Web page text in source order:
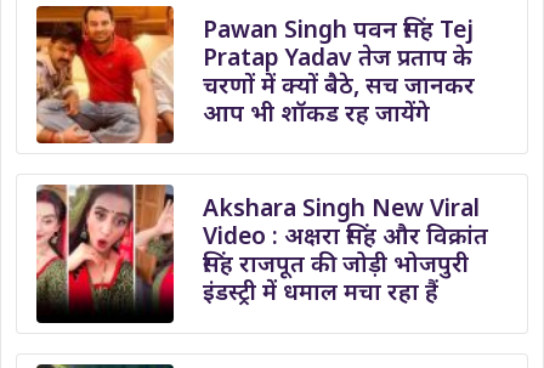
Pawan Singh पवन सिंह Tej
Pratap Yadav तेज प्रताप के
चरणों में क्यों बैठे, सच जानकर
आप भी शॉकड रह जायेंगे
Akshara Singh New Viral
Video : अक्षरा सिंह और विक्रांत
सिंह राजपूत की जोड़ी भोजपुरी
इंडस्ट्री में धमाल मचा रहा हैं